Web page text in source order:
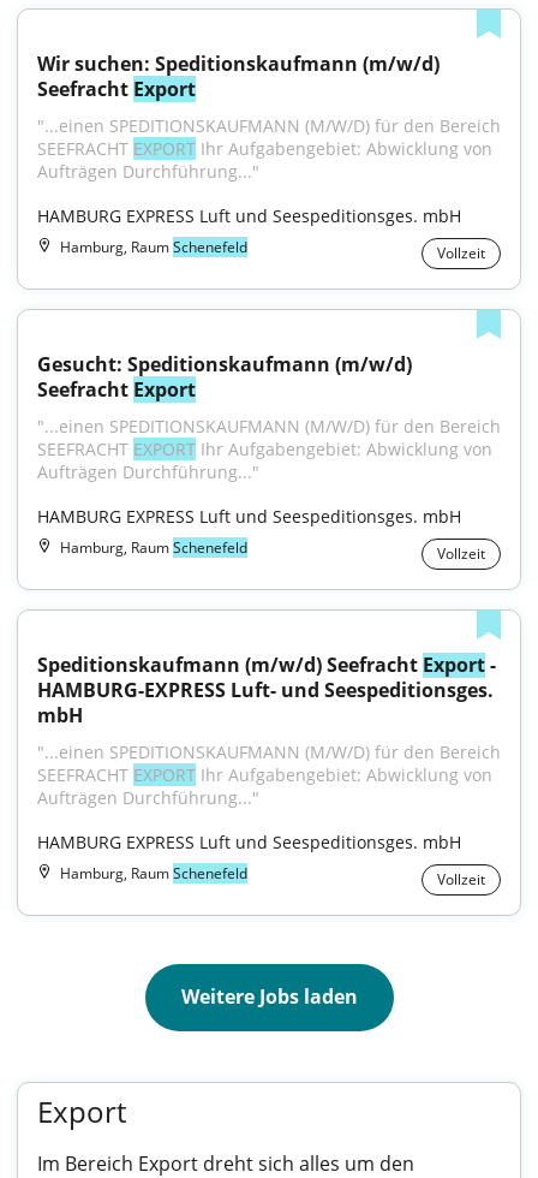
Wir suchen: Speditionskaufmann (m/w/d)
Seefracht Export
"...einen SPEDITIONSKAUFMANN (M/W/D) für den Bereich
SEEFRACHT EXPORT Ihr Aufgabengebiet: Abwicklung von
Aufträgen Durchführung..."
HAMBURG EXPRESS Luft und Seespeditionsges. mbH
Hamburg, RaumSchenefeld Vollzeit
Gesucht: Speditionskaufmann (m/w/d)
Seefracht Export
"...einen SPEDITIONSKAUFMANN (M/W/D) für den Bereich
SEEFRACHT EXPORT Ihr Aufgabengebiet: Abwicklung von
Aufträgen Durchführung..."
HAMBURG EXPRESS Luft und Seespeditionsges. mbH
Hamburg, RaumSchenefeld Vollzeit
Speditionskaufmann (m/w/d) Seefracht Export -
HAMBURG-EXPRESS Luft- und Seespeditionsges.
mbH
"...einen SPEDITIONSKAUFMANN (M/W/D) für den Bereich
SEEFRACHT EXPORT Ihr Aufgabengebiet: Abwicklung von
Aufträgen Durchführung..."
HAMBURG EXPRESS Luft und Seespeditionsges. mbH
Hamburg, RaumSchenefeld Vollzeit
Weitere Jobs laden
Export
Im Bereich Export dreht sich alles um den